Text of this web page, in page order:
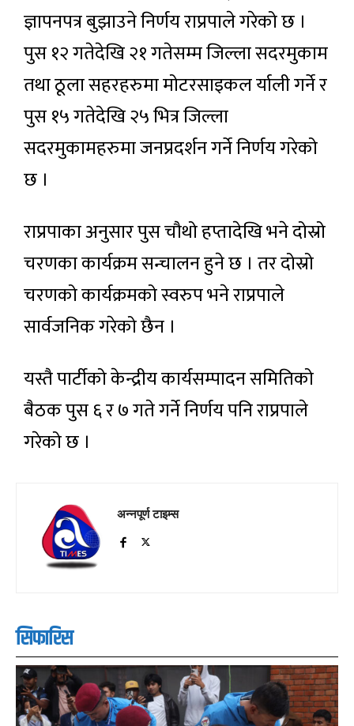
ज्ञापनपत्र बुझाउने निर्णय राप्रपाले गरेको छ ।
पुस १२ गतेदेखि २१ गतेसम्म जिल्ला सदरमुकाम
तथा ठूला सहरहरुमा मोटरसाइकल र्याली गर्ने र
पुस १५ गतेदेखि २५ भित्र जिल्ला
सदरमुकामहरुमा जनप्रदर्शन गर्ने निर्णय गरेको
छ ।
राप्रपाका अनुसार पुस चौथो हप्तादेखि भने दोस्रो
चरणका कार्यक्रम सन्चालन हुने छ । तर दोस्रो
चरणको कार्यक्रमको स्वरुप भने राप्रपाले
सार्वजनिक गरेको छैन ।
यस्तै पार्टीको केन्द्रीय कार्यसम्पादन समितिको
बैठक पुस ६ र ७ गते गर्ने निर्णय पनि राप्रपाले
गरेको छ ।
अन्नपूर्ण टाइम्स
सिफारिस